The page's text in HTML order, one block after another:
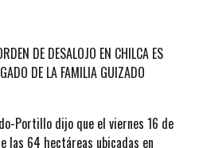
DE DESALOJO EN CHILCA ES
DE LA FAMILIA GUIZADO
Portillo dijo que el viernes 16 de
las 64 hectáreas ubicadas en